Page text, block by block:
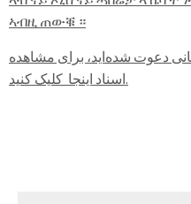
ኣብዚ ጠውቑ ።
دعوت شده‌اید، برای مشاهده
اسناداینجا کلیک کنید.